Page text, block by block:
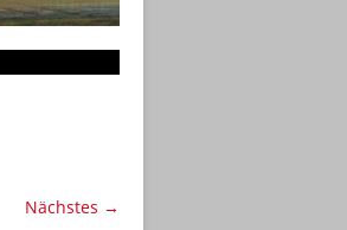
Nächstes →